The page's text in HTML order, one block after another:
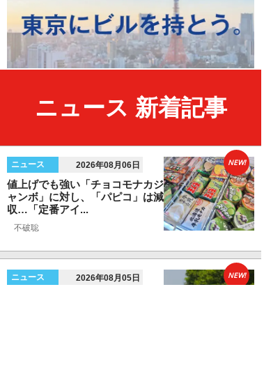
ニュース 新着記事
ニュース 2026年08月06日
値上げでも強い「チョコモナカジ
ャンボ」に対し、「パピコ」は減
収…「定番アイ...
不破聡
NEW!
ニュース 2026年08月05日 NEW!